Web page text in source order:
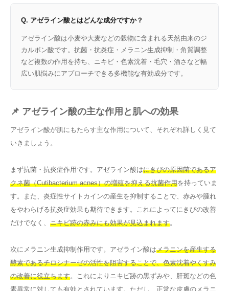
Q. アゼライン酸とはどんな成分ですか？
アゼライン酸は小麦や大麦などの穀物に含まれる天然由来のジ
カルボン酸です。抗菌・抗炎症・メラニン生成抑制・角質調整
など複数の作用を持ち、ニキビ・色素沈着・毛穴・酒さなど幅
広い肌悩みにアプローチできる多機能な有効成分です。
📌 アゼライン酸の主な作用と肌への効果
アゼライン酸が肌にもたらす主な作用について、それぞれ詳しく見て
いきましょう。
まず抗菌・抗炎症作用です。アゼライン酸はにきびの原因菌であるア
クネ菌（Cutibacterium acnes）の増殖を抑える抗菌作用を持っていま
す。また、炎症性サイトカインの産生を抑制することで、赤みや腫れ
をやわらげる抗炎症効果も期待できます。これによってにきびの改善
だけでなく、 ニキビ跡の赤みにも効果が見込まれます。
次にメラニン生成抑制作用です。アゼライン酸はメラニンを産生する
酵素であるチロシナーゼの活性を阻害することで、色素沈着やくすみ
の改善に役立ちます。これによりニキビ跡の黒ずみや、肝斑などの色
素異常に対しても有効とされています。ただし、正常な皮膚のメラニ